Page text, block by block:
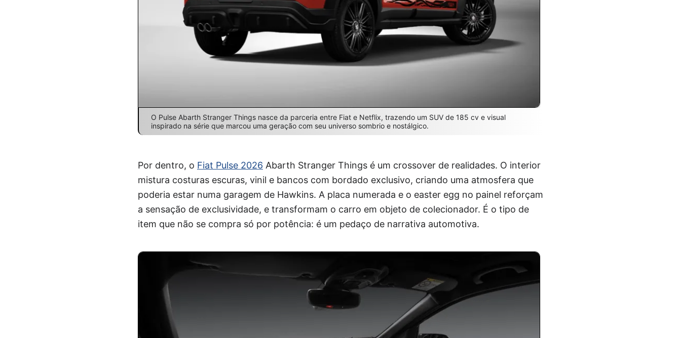
O Pulse Abarth Stranger Things nasce da parceria entre Fiat e Netflix, trazendo um SUV de 185 cv e visual
inspirado na série que marcou uma geração com seu universo sombrio e nostálgico.
Por dentro, o Fiat Pulse 2026 Abarth Stranger Things é um crossover de realidades. O interior
mistura costuras escuras, vinil e bancos com bordado exclusivo, criando uma atmosfera que
poderia estar numa garagem de Hawkins. A placa numerada e o easter egg no painel reforçam
a sensação de exclusividade, e transformam o carro em objeto de colecionador. É o tipo de
item que não se compra só por potência: é um pedaço de narrativa automotiva.